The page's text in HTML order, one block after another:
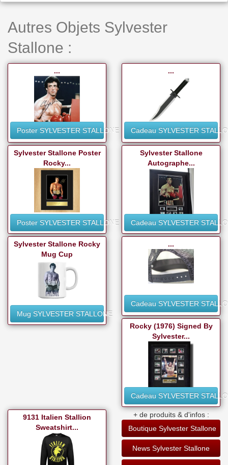
Autres Objets Sylvester
Stallone :
...
Poster SYLVESTER STALLONE
...
Cadeau SYLVESTER
Sylvester Stallone Poster
Rocky...
Poster SYLVESTER STALLONE
Sylvester Stallone
Autographe...
Cadeau SYLVESTER
Sylvester Stallone Rocky
Mug Cup
Mug SYLVESTER STALLONE
...
Cadeau SYLVESTER
Rocky (1976) Signed By
Sylvester...
Cadeau SYLVESTER
9131 Italien Stallion
Sweatshirt...
+ de produits & d'infos :
Boutique Sylvester Stallone
News Sylvester Stallone